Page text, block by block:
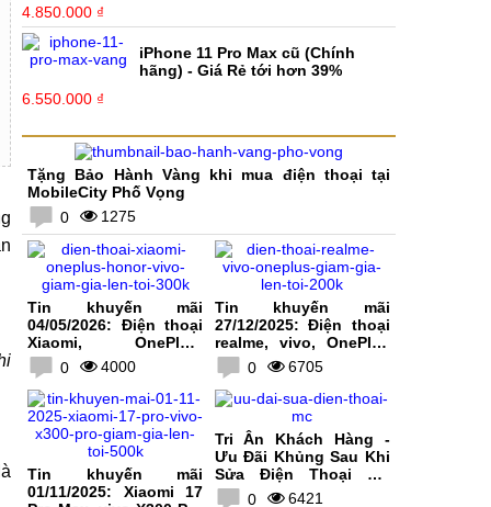
4.850.000 ₫
iPhone 11 Pro Max cũ (Chính
hãng) - Giá Rẻ tới hơn 39%
6.550.000 ₫
Tặng Bảo Hành Vàng khi mua điện thoại tại
MobileCity Phố Vọng
0
1275
Tin khuyến mãi
04/05/2026: Điện thoại
Xiaomi, OnePlus,
HONOR, vivo giảm giá
lên tới 300K
0 4000
Tin khuyến mãi
27/12/2025: Điện thoại
realme, vivo, OnePlus
giảm giá lên tới 200K
0 6705
Tin khuyến mãi
01/11/2025: Xiaomi 17
Tri Ân Khách Hàng -
Ưu Đãi Khủng Sau Khi
Sửa Điện Thoại Tại
MobileCity
0 6421